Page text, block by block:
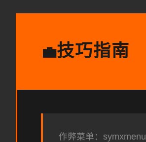
💼技巧指南
作弊菜单：symxmenu